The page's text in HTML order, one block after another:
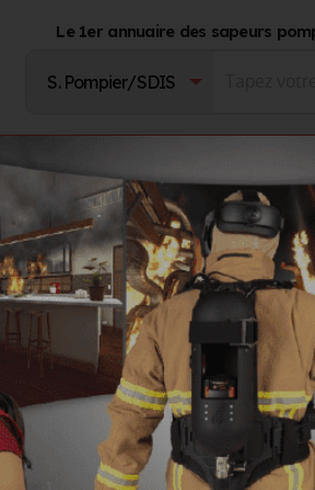
Le 1er annuaire des sapeurs
Catalogue
NEUFOCA
qui se déroule en ce moment à DAX
intégré du feu qui se
22 novembre